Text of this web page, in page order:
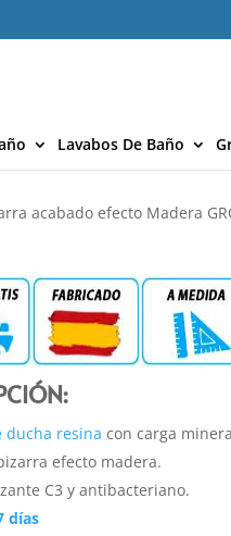
Lavabos De Baño
acabado efecto Madera
ducha resina con carga
efecto madera.
C3 y antibacteriano.
días